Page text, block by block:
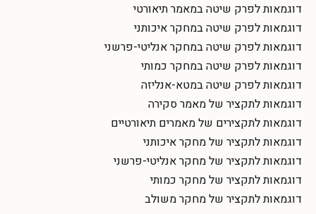
דוגמאות לפרק שיטה במאמר תיאורטי
דוגמאות לפרק שיטה במחקר איכותני
דוגמאות לפרק שיטה במחקר אנליטי-פרשני
דוגמאות לפרק שיטה במחקר כמותי
דוגמאות לפרק שיטה במטא-אנליזה
דוגמאות לתקציר של מאמר סקירה
דוגמאות לתקצירים של מאמרים תיאורטיים
דוגמאות לתקציר של מחקר איכותני
דוגמאות לתקציר של מחקר אנליטי-פרשני
דוגמאות לתקציר של מחקר כמותי
דוגמאות לתקציר של מחקר משולב